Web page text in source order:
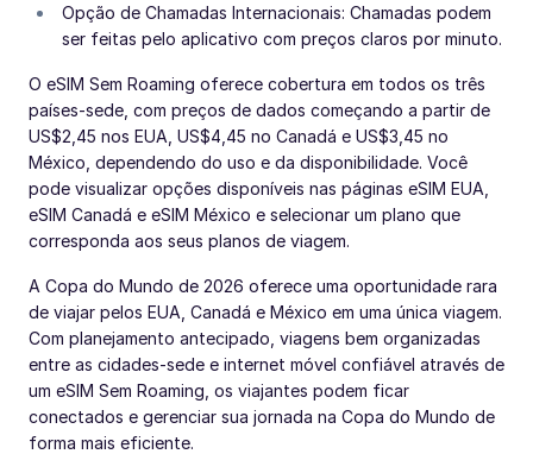
Opção de Chamadas Internacionais: Chamadas podem
ser feitas pelo aplicativo com preços claros por minuto.
O eSIM Sem Roaming oferece cobertura em todos os três
países-sede, com preços de dados começando a partir de
US$2,45 nos EUA, US$4,45 no Canadá e US$3,45 no
México, dependendo do uso e da disponibilidade. Você
pode visualizar opções disponíveis nas páginas eSIM EUA,
eSIM Canadá e eSIM México e selecionar um plano que
corresponda aos seus planos de viagem.
A Copa do Mundo de 2026 oferece uma oportunidade rara
de viajar pelos EUA, Canadá e México em uma única viagem.
Com planejamento antecipado, viagens bem organizadas
entre as cidades-sede e internet móvel confiável através de
um eSIM Sem Roaming, os viajantes podem ficar
conectados e gerenciar sua jornada na Copa do Mundo de
forma mais eficiente.